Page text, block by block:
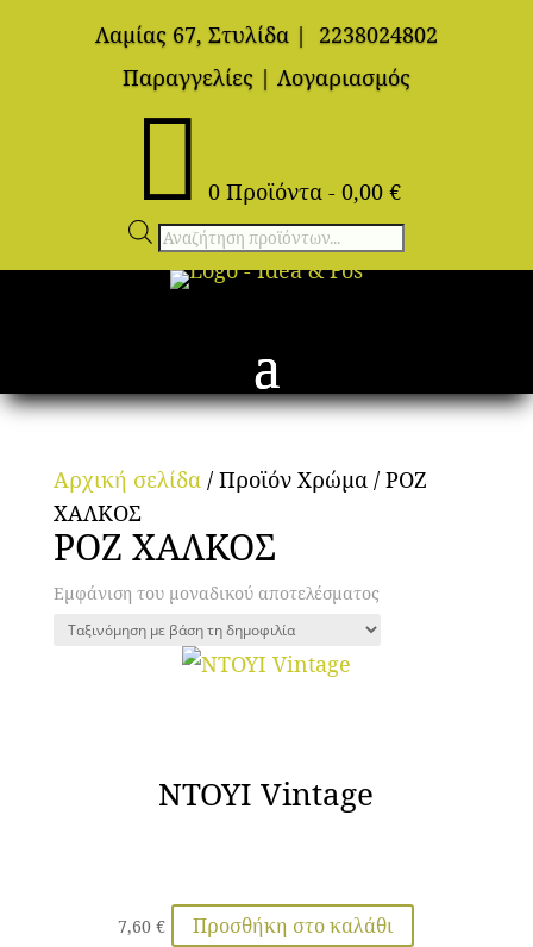
Λαμίας 67, Στυλίδα |
2238024802
Παραγγελίες | Λογαριασμός
 0 Προϊόντα - 0,00 €
Αναζήτηση
προϊόντων
Αρχική σελίδα/ Προϊόν Χρώμα / ΡΟΖ
ΧΑΛΚΟΣ
ΡΟΖ ΧΑΛΚΟΣ
Εμφάνιση του μοναδικού αποτελέσματος
ΝΤΟΥΙ Vintage
7,60€ Προσθήκη στο καλάθι